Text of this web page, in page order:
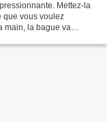
Mettez-la
que vous voulez
main, la bague va